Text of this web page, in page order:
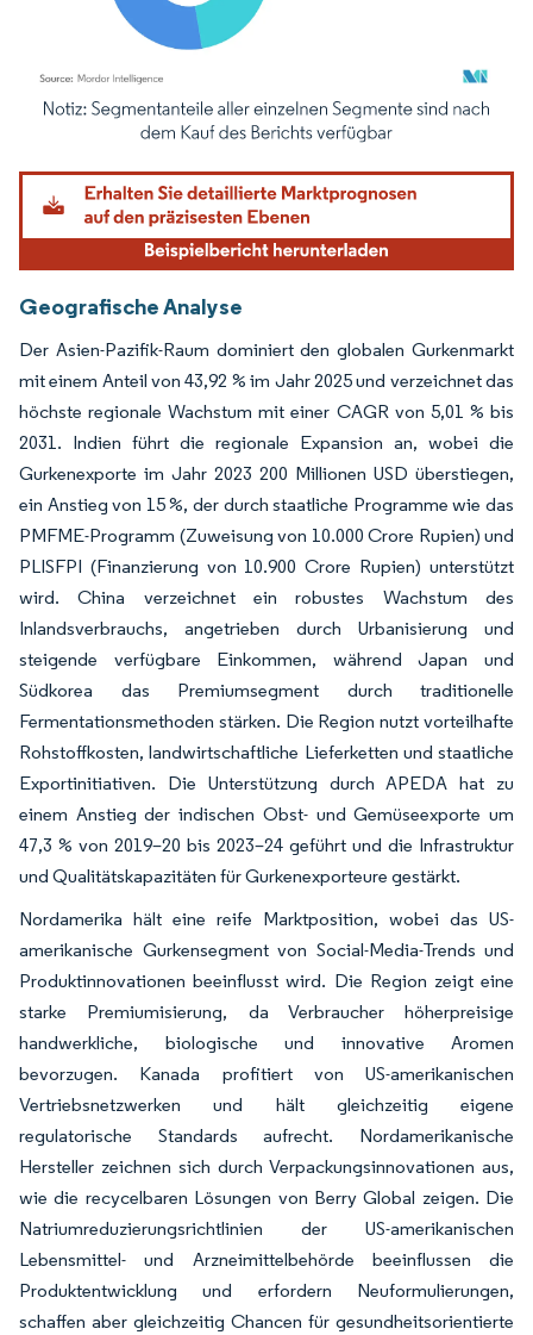
Bild © Mordor Intelligence. Wiederverwendung erfordert Namensnennung
Geografische Analyse
Der Asien-Pazifik-Raum dominiert den globalen Gurkenmarkt
mit einem Anteil von 43,92 % im Jahr 2025 und verzeichnet das
höchste regionale Wachstum mit einer CAGR von 5,01 % bis
2031. Indien führt die regionale Expansion an, wobei die
Gurkenexporte im Jahr 2023 200 Millionen USD überstiegen,
ein Anstieg von 15 %, der durch staatliche Programme wie das
PMFME-Programm (Zuweisung von 10.000 Crore Rupien) und
PLISFPI (Finanzierung von 10.900 Crore Rupien) unterstützt
wird. China verzeichnet ein robustes Wachstum des
Inlandsverbrauchs, angetrieben durch Urbanisierung und
steigende verfügbare Einkommen, während Japan und
Südkorea das Premiumsegment durch traditionelle
Fermentationsmethoden stärken. Die Region nutzt vorteilhafte
Rohstoffkosten, landwirtschaftliche Lieferketten und staatliche
Exportinitiativen. Die Unterstützung durch APEDA hat zu
einem Anstieg der indischen Obst- und Gemüseexporte um
47,3 % von 2019–20 bis 2023–24 geführt und die Infrastruktur
und Qualitätskapazitäten für Gurkenexporteure gestärkt.
Nordamerika hält eine reife Marktposition, wobei das US-
amerikanische Gurkensegment von Social-Media-Trends und
Produktinnovationen beeinflusst wird. Die Region zeigt eine
starke Premiumisierung, da Verbraucher höherpreisige
handwerkliche, biologische und innovative Aromen
bevorzugen. Kanada profitiert von US-amerikanischen
Vertriebsnetzwerken und hält gleichzeitig eigene
regulatorische Standards aufrecht. Nordamerikanische
Hersteller zeichnen sich durch Verpackungsinnovationen aus,
wie die recycelbaren Lösungen von Berry Global zeigen. Die
Natriumreduzierungsrichtlinien der US-amerikanischen
Lebensmittel- und Arzneimittelbehörde beeinflussen die
Produktentwicklung und erfordern Neuformulierungen,
schaffen aber gleichzeitig Chancen für gesundheitsorientierte